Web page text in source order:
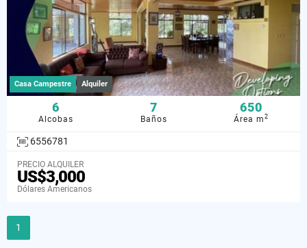
Casa Campestre Alquiler
6
Alcobas
7
Baños
650
Área m2
6556781
PRECIO ALQUILER
US$3,000
Dólares Americanos
1